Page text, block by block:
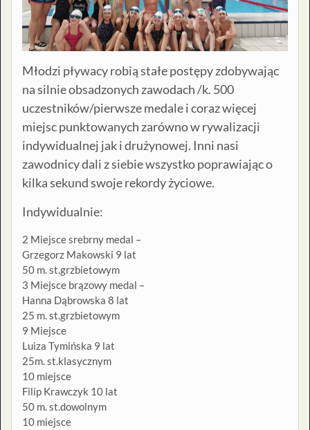
Młodzi pływacy robią stałe postępy zdobywając
na silnie obsadzonych zawodach /k. 500
uczestników/pierwsze medale i coraz więcej
miejsc punktowanych zarówno w rywalizacji
indywidualnej jak i drużynowej. Inni nasi
zawodnicy dali z siebie wszystko poprawiając o
kilka sekund swoje rekordy życiowe.
Indywidualnie:
2 Miejsce srebrny medal –
Grzegorz Makowski 9 lat
50 m. st.grzbietowym
3 Miejsce brązowy medal –
Hanna Dąbrowska 8 lat
25 m. st.grzbietowym
9 Miejsce
Luiza Tymińska 9 lat
25m. st.klasycznym
10 miejsce
Filip Krawczyk 10 lat
50 m. st.dowolnym
10 miejsce